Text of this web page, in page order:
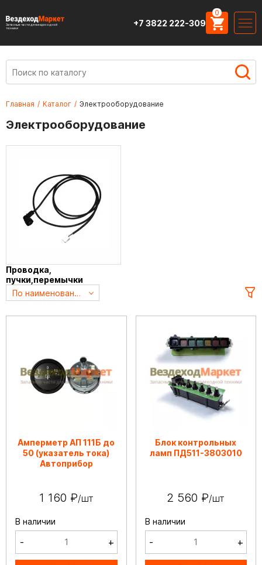
Запасные части для вездеходной
техники
+7 3822 222-309
0
Главная / Каталог / Электрооборудование
Электрооборудование
Проводка,
пучки,перемычки
По наименованию А->Я
Амперметр АП 111Б до
50 (указатель тока)
Автоприбор
1 160 ₽/шт
В наличии
- +
Блок контрольных
ламп ПД511-3803010
2 560 ₽/шт
В наличии
- +